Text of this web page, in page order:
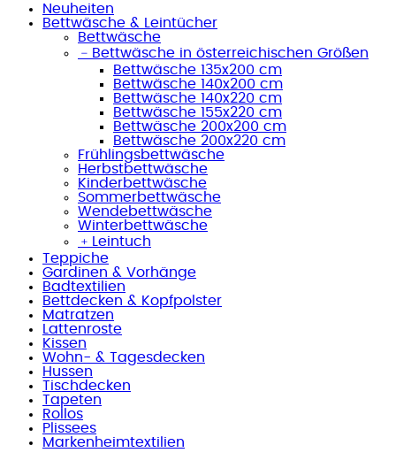
Neuheiten
Bettwäsche & Leintücher
Bettwäsche
﹣ Bettwäsche in österreichischen Größen
Bettwäsche 135x200 cm
Bettwäsche 140x200 cm
Bettwäsche 140x220 cm
Bettwäsche 155x220 cm
Bettwäsche 200x200 cm
Bettwäsche 200x220 cm
Frühlingsbettwäsche
Herbstbettwäsche
Kinderbettwäsche
Sommerbettwäsche
Wendebettwäsche
Winterbettwäsche
﹢
Leintuch
Teppiche
Gardinen & Vorhänge
Badtextilien
Bettdecken & Kopfpolster
Matratzen
Lattenroste
Kissen
Wohn- & Tagesdecken
Hussen
Tischdecken
Tapeten
Rollos
Plissees
Markenheimtextilien